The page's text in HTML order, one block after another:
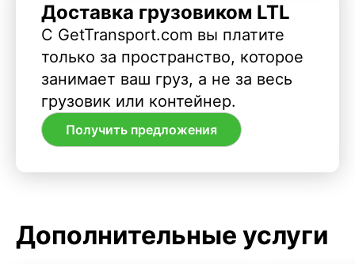
Доставка грузовиком LTL
С GetTransport.com вы платите
только за пространство, которое
занимает ваш груз, а не за весь
грузовик или контейнер.
Получить предложения
Дополнительные услуги